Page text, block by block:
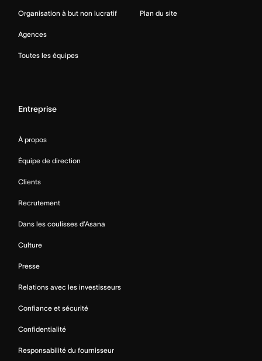
Organisation à but non lucratif
Agences
Toutes les équipes
Plan du site
Entreprise
À propos
Équipe de direction
Clients
Recrutement
Dans les coulisses d’Asana
Culture
Presse
Relations avec les investisseurs
Confiance et sécurité
Confidentialité
Responsabilité du fournisseur